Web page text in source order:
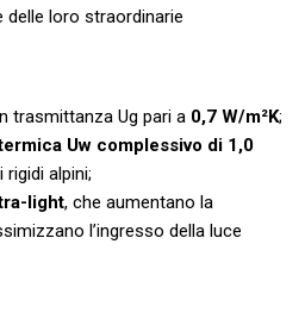
loro straordinarie
trasmittanza Ug pari a 0,7 W/m²K;
Uw complessivo di 1,0
rigidi alpini;
light, che aumentano la
l’ingresso della luce